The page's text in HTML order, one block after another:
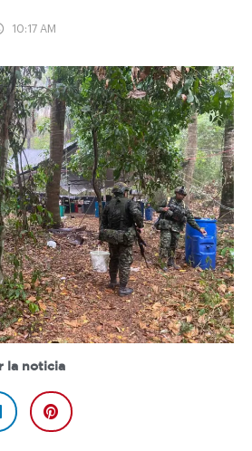
10:17 AM
la noticia